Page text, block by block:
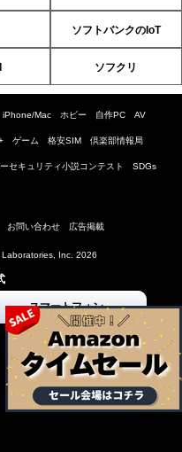
ソフトバンクのIoT
ソフクリ
iPhone/Mac ホビー 自作PC AV
ゲーム 格安SIM 倶楽部情報局
セキュリティ小説コンテスト SDGs
お問い合わせ 広告掲載
Inc. 2026
スマートフォン